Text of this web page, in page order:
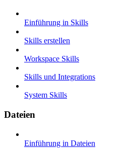
Einführung in Skills
Skills erstellen
Workspace Skills
Skills und Integrations
System Skills
Dateien
Einführung in Dateien